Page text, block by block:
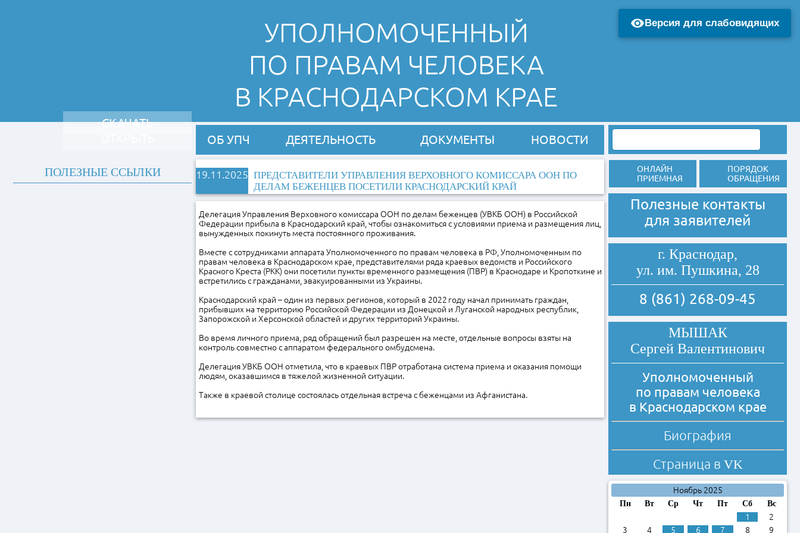
УПОЛНОМОЧЕННЫЙ
ПО ПРАВАМ ЧЕЛОВЕКА
В КРАСНОДАРСКОМ КРАЕ
ОБ УПЧ ДЕЯТЕЛЬНОСТЬ ДОКУМЕНТЫ НОВОСТИ
19.11.2025 ПРЕДСТАВИТЕЛИ УПРАВЛЕНИЯ ВЕРХОВНОГО КОМИССАРА ООН ПО
ДЕЛАМ БЕЖЕНЦЕВ ПОСЕТИЛИ КРАСНОДАРСКИЙ КРАЙ
Делегация Управления Верховного комиссара ООН по делам беженцев (УВКБ ООН) в Российской
Федерации прибыла в Краснодарский край, чтобы ознакомиться с условиями приема и размещения лиц,
вынужденных покинуть места постоянного проживания.
Вместе с сотрудниками аппарата Уполномоченного по правам человека в РФ, Уполномоченным по
правам человека в Краснодарском крае, представителями ряда краевых ведомств и Российского
Красного Креста (РКК) они посетили пункты временного размещения (ПВР) в Краснодаре и Кропоткине и
встретились с гражданами, эвакуированными из Украины.
Краснодарский край – один из первых регионов, который в 2022 году начал принимать граждан,
прибывших на территорию Российской Федерации из Донецкой и Луганской народных республик,
Запорожской и Херсонской областей и других территорий Украины.
Во время личного приема, ряд обращений был разрешен на месте, отдельные вопросы взяты на
контроль совместно с аппаратом федерального омбудсмена.
Делегация УВКБ ООН отметила, что в краевых ПВР отработана система приема и оказания помощи
людям, оказавшимся в тяжелой жизненной ситуации.
Также в краевой столице состоялась отдельная встреча с беженцами из Афганистана.
СКАЧАТЬ
ПОЛЕЗНЫЕ ССЫЛКИ
ОНЛАЙН
ПРИЕМНАЯ
ПОРЯДОК
ОБРАЩЕНИЯ
Полезные контакты
для заявителей
г. Краснодар,
ул. им. Пушкина, 28
8 (861) 268-09-45
МЫШАК
Сергей Валентинович
Уполномоченный
по правам человека
в Краснодарском крае
Биография
Страница в VK
Ноябрь 2025
Пн Вт Ср Чт Пт Сб Вс
1
2
3
4 5 6 7 8 9
Версия для слабовидящих